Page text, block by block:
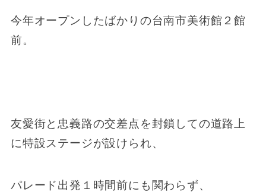
今年オープンしたばかりの台南市美術館２館
前。
友愛街と忠義路の交差点を封鎖しての道路上
に特設ステージが設けられ、
パレード出発１時間前にも関わらず、